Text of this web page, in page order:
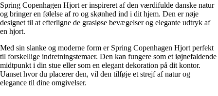
Spring Copenhagen Hjort er inspireret af den værdifulde danske natur
og bringer en følelse af ro og skønhed ind i dit hjem. Den er nøje
designet til at efterligne de grasiøse bevægelser og elegante udtryk af
en hjort.
Med sin slanke og moderne form er Spring Copenhagen Hjort perfekt
til forskellige indretningstemaer. Den kan fungere som et iøjnefaldende
midtpunkt i din stue eller som en elegant dekoration på dit kontor.
Uanset hvor du placerer den, vil den tilføje et strejf af natur og
elegance til dine omgivelser.